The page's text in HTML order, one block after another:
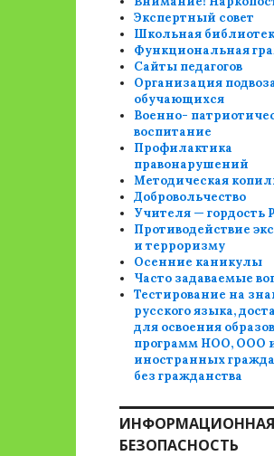
Экспертный совет
Школьная
Функциональная
Сайты педагогов
Организация
обучающихся
Военно-
воспитание
Профилактика
правонарушений
Методическая
Добровольчество
Учителя — гордость
Противодействие
и терроризму
Осенние каникулы
Часто задаваемые
Тестирование на
русского языка,
для освоения
программ НОО, ООО
иностранных
без гражданства
ИНФОРМАЦИОННАЯ
БЕЗОПАСНОСТЬ